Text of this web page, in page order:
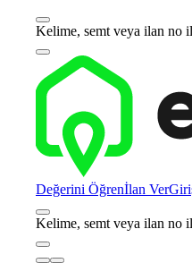
Kelime, semt veya ilan no
Değerini Öğrenİlan Ver
Kelime, semt veya ilan no